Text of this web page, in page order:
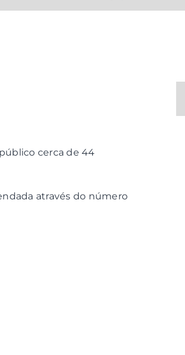
cerca de 44
através do número